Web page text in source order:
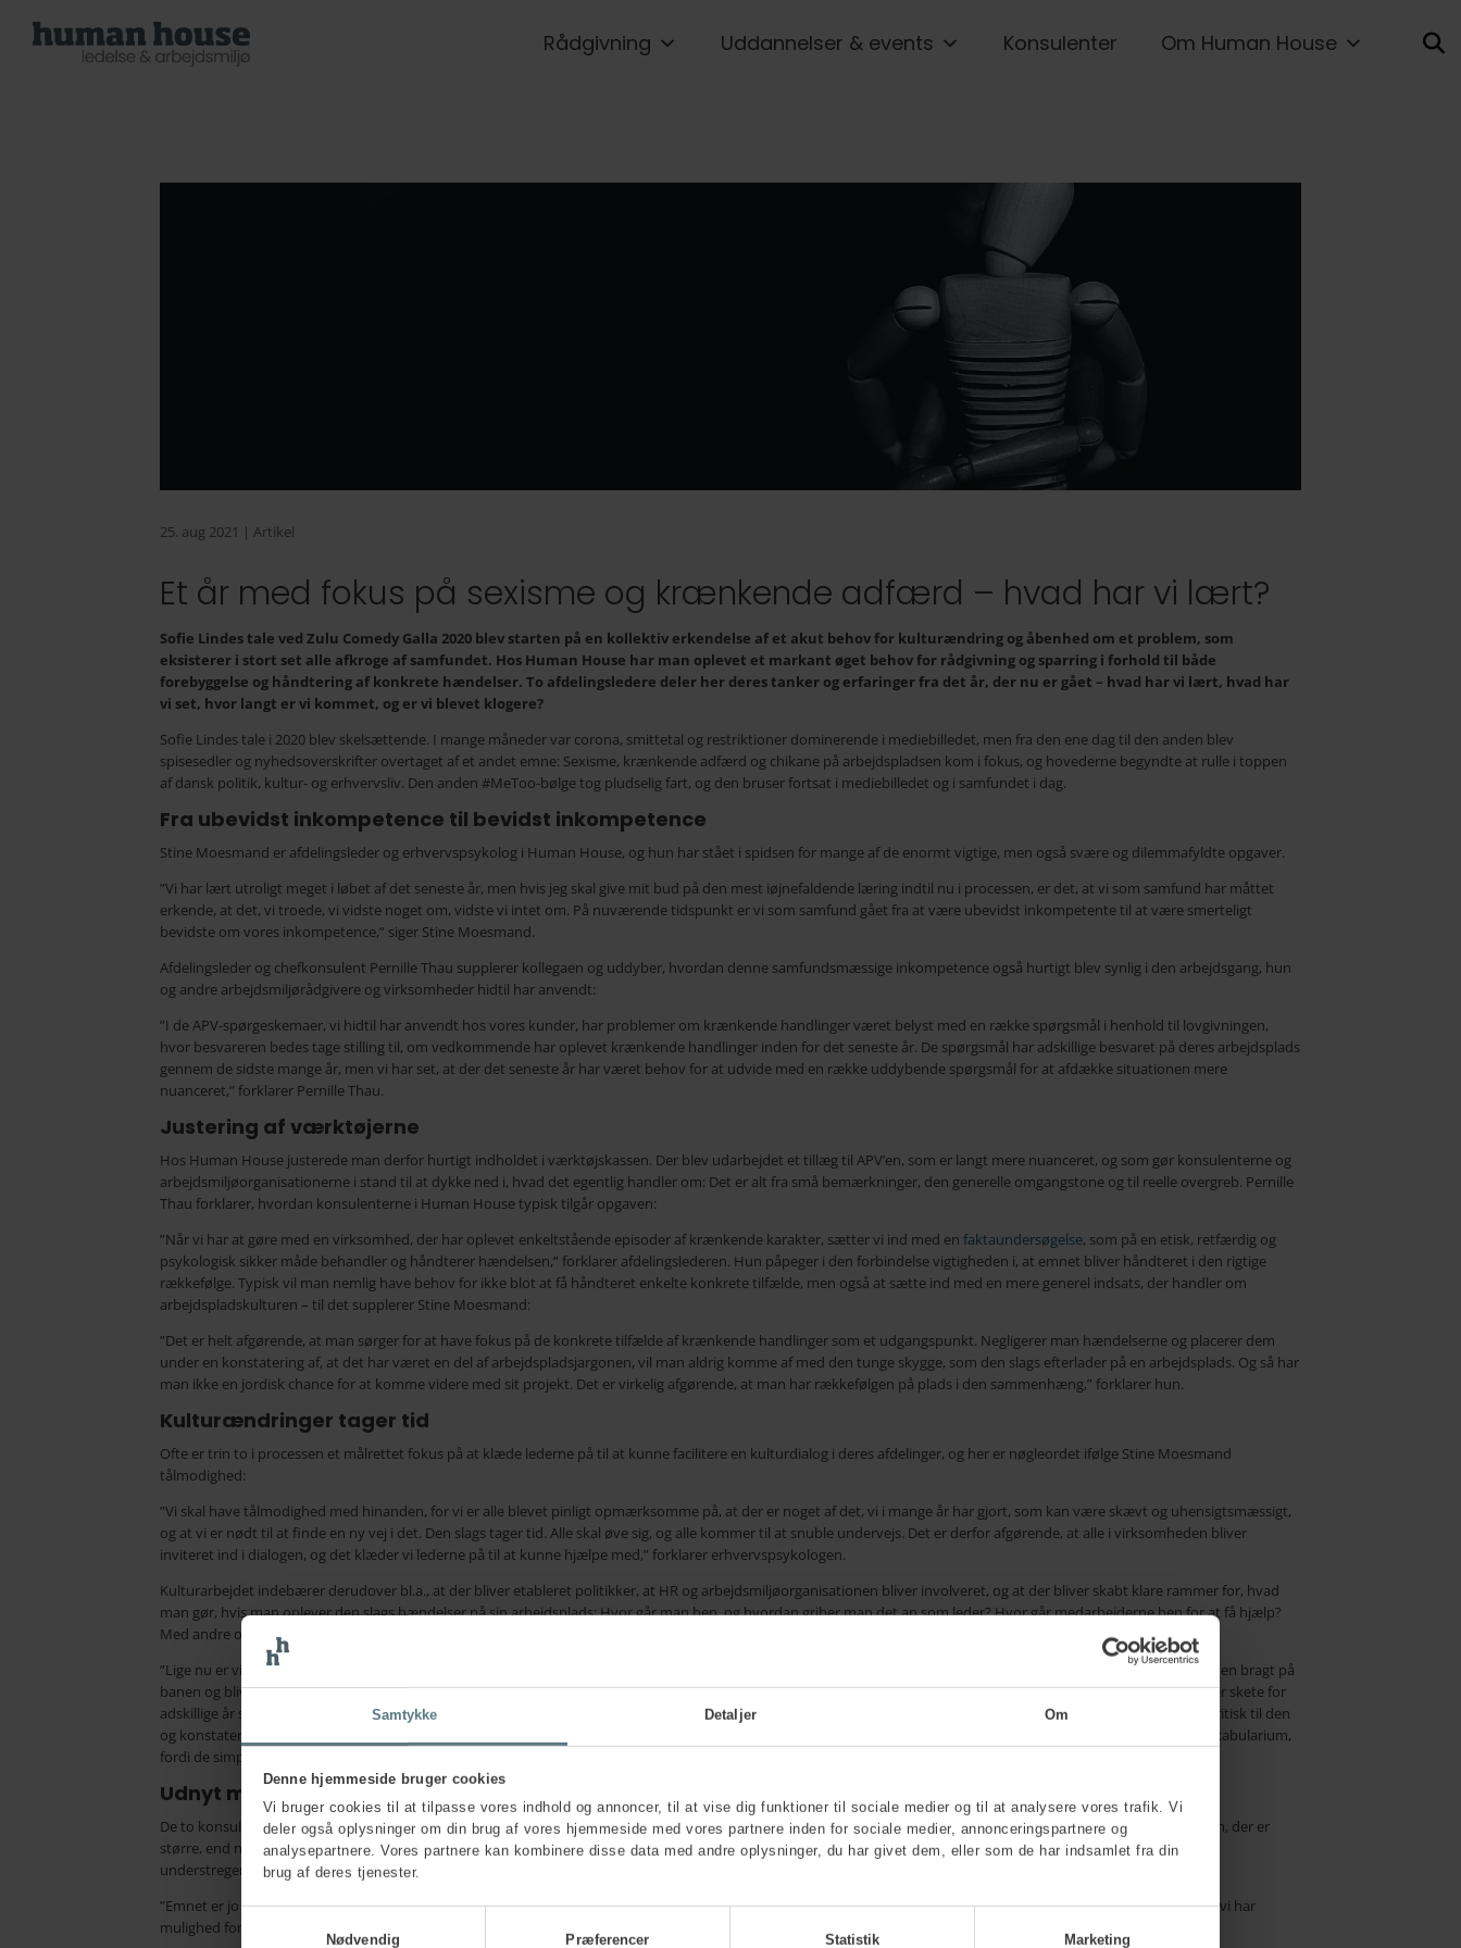
Samtykke Detaljer Om
Denne hjemmeside bruger cookies
Vi bruger cookies til at tilpasse vores indhold og annoncer, til at vise dig funktioner til sociale medier og til at analysere vores trafik. Vi
deler også oplysninger om din brug af vores hjemmeside med vores partnere inden for sociale medier, annonceringspartnere og
analysepartnere. Vores partnere kan kombinere disse data med andre oplysninger, du har givet dem, eller som de har indsamlet fra din
brug af deres tjenester.
Nødvendig
Præferencer Statistik Marketing
Rådgivning Uddannelser & events Konsulenter Om Human House
25. aug 2021 | Artikel
Et år med fokus på sexisme og krænkende adfærd – hvad har vi lært?
Sofie Lindes tale ved Zulu Comedy Galla 2020 blev starten på en kollektiv erkendelse af et akut behov for kulturændring og åbenhed om et problem, som
eksisterer i stort set alle afkroge af samfundet. Hos Human House har man oplevet et markant øget behov for rådgivning og sparring i forhold til både
forebyggelse og håndtering af konkrete hændelser. To afdelingsledere deler her deres tanker og erfaringer fra det år, der nu er gået – hvad har vi lært, hvad har
vi set, hvor langt er vi kommet, og er vi blevet klogere?
Sofie Lindes tale i 2020 blev skelsættende. I mange måneder var corona, smittetal og restriktioner dominerende i mediebilledet, men fra den ene dag til den anden blev
spisesedler og nyhedsoverskrifter overtaget af et andet emne: Sexisme, krænkende adfærd og chikane på arbejdspladsen kom i fokus, og hovederne begyndte at rulle i toppen
af dansk politik, kultur- og erhvervsliv. Den anden #MeToo-bølge tog pludselig fart, og den bruser fortsat i mediebilledet og i samfundet i dag.
Fra ubevidst inkompetence til bevidst inkompetence
Stine Moesmand er afdelingsleder og erhvervspsykolog i Human House, og hun har stået i spidsen for mange af de enormt vigtige, men også svære og dilemmafyldte opgaver.
”Vi har lært utroligt meget i løbet af det seneste år, men hvis jeg skal give mit bud på den mest iøjnefaldende læring indtil nu i processen, er det, at vi som samfund har måttet
erkende, at det, vi troede, vi vidste noget om, vidste vi intet om. På nuværende tidspunkt er vi som samfund gået fra at være ubevidst inkompetente til at være smerteligt
bevidste om vores inkompetence,” siger Stine Moesmand.
Afdelingsleder og chefkonsulent Pernille Thau supplerer kollegaen og uddyber, hvordan denne samfundsmæssige inkompetence også hurtigt blev synlig i den arbejdsgang, hun
og andre arbejdsmiljørådgivere og virksomheder hidtil har anvendt:
”I de APV-spørgeskemaer, vi hidtil har anvendt hos vores kunder, har problemer om krænkende handlinger været belyst med en række spørgsmål i henhold til lovgivningen,
hvor besvareren bedes tage stilling til, om vedkommende har oplevet krænkende handlinger inden for det seneste år. De spørgsmål har adskillige besvaret på deres arbejdsplads
gennem de sidste mange år, men vi har set, at der det seneste år har været behov for at udvide med en række uddybende spørgsmål for at afdække situationen mere
nuanceret,” forklarer Pernille Thau.
Justering af værktøjerne
Hos Human House justerede man derfor hurtigt indholdet i værktøjskassen. Der blev udarbejdet et tillæg til APV’en, som er langt mere nuanceret, og som gør konsulenterne og
arbejdsmiljøorganisationerne i stand til at dykke ned i, hvad det egentlig handler om: Det er alt fra små bemærkninger, den generelle omgangstone og til reelle overgreb. Pernille
Thau forklarer, hvordan konsulenterne i Human House typisk tilgår opgaven:
”Når vi har at gøre med en virksomhed, der har oplevet enkeltstående episoder af krænkende karakter, sætter vi ind med en faktaundersøgelse, som på en etisk, retfærdig og
psykologisk sikker måde behandler og håndterer hændelsen,” forklarer afdelingslederen. Hun påpeger i den forbindelse vigtigheden i, at emnet bliver håndteret i den rigtige
rækkefølge. Typisk vil man nemlig have behov for ikke blot at få håndteret enkelte konkrete tilfælde, men også at sætte ind med en mere generel indsats, der handler om
arbejdspladskulturen – til det supplerer Stine Moesmand:
”Det er helt afgørende, at man sørger for at have fokus på de konkrete tilfælde af krænkende handlinger som et udgangspunkt. Negligerer man hændelserne og placerer dem
under en konstatering af, at det har været en del af arbejdspladsjargonen, vil man aldrig komme af med den tunge skygge, som den slags efterlader på en arbejdsplads. Og så har
man ikke en jordisk chance for at komme videre med sit projekt. Det er virkelig afgørende, at man har rækkefølgen på plads i den sammenhæng,” forklarer hun.
Kulturændringer tager tid
Ofte er trin to i processen et målrettet fokus på at klæde lederne på til at kunne facilitere en kulturdialog i deres afdelinger, og her er nøgleordet ifølge Stine Moesmand
tålmodighed:
”Vi skal have tålmodighed med hinanden, for vi er alle blevet pinligt opmærksomme på, at der er noget af det, vi i mange år har gjort, som kan være skævt og uhensigtsmæssigt,
og at vi er nødt til at finde en ny vej i det. Den slags tager tid. Alle skal øve sig, og alle kommer til at snuble undervejs. Det er derfor afgørende, at alle i virksomheden bliver
inviteret ind i dialogen, og det klæder vi lederne på til at kunne hjælpe med,” forklarer erhvervspsykologen.
Kulturarbejdet indebærer derudover bl.a., at der bliver etableret politikker, at HR og arbejdsmiljøorganisationen bliver involveret, og at der bliver skabt klare rammer for, hvad
man gør, hvis man oplever den slags hændelser på sin arbejdsplads: Hvor går man hen, og hvordan griber man det an som leder? Hvor går medarbejderne hen for at få hjælp?
Med andre ord skal der være styr på
”Lige nu er vi i gang med at rydde op i en kultur, der har været gældende i mange, mange år: Ofte bliver hændelser, der er sket for femten, tyve eller endnu flere år siden bragt på
banen og bliver nu set gennem nutidens briller. Det er meget komplekst at navigere i, og der opstår fx diskussioner om, hvorvidt man kan straffe nogen for noget, der skete for
adskillige år siden og i en kontekst, der var markant anderledes end nutidens. Men vi bruger fortiden som læring, og tager den med os op i nutiden og forholder os kritisk til den
og konstaterer, at det her vil vi som kultur og som samfund ikke være med til nu. Lidt som vi har oplevet det med ord, vi helt naturligt har valgt at fjerne fra vores vokabularium,
fordi de simpelthen ikke kan bruges længere i en nutidig kontekst,” siger Stine Moesmand.
Udnyt momentum
De to konsulenter kan altså her efter et år med sexisme og krænkende handlinger som dominerende emner på dagsordenen konstatere, at der er tale om et problem, der er
større, end nogen nok havde forventet. Det foregår med små skridt i den rigtige retning i en kulturforandringsproces, der kommer til at tage tid, og Stine Moesmand
understreger, at det er vigtigt at udnytte momentum:
”Emnet er jo ikke vigtigere nu, end det har været før. Denne her agenda har altid været vigtig, men vi oplever et momentum nu – en adgang og åbenhed – der gør, at vi har
mulighed for at gøre en forskel.”